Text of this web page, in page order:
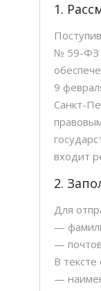
1.
№ 59-ФЗ
9
Санкт-
входит
2.
Для
—
—
В
—